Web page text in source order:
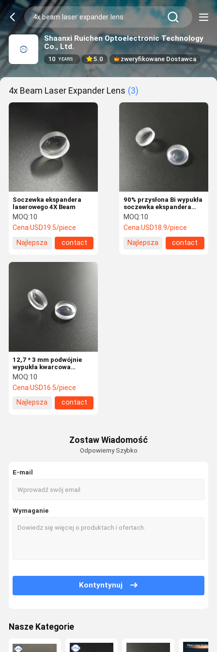
Shaanxi Ruichen Optoelectronic Technology
Co., Ltd.
10 YEARS 5.0 zweryfikowane Dostawca
4x Beam Laser Expander Lens (3)
Soczewka ekspandera
laserowego 4X Beam
MOQ:10
Cena:USD19.5/piece
Najlepsza
contact
90% przysłona Bi wypukła
soczewka ekspandera
laserowego 16 * 1,9 mm
4X
MOQ:10
Cena:USD18.9/piece
Najlepsza
contact
12,7 * 3 mm podwójnie
wypukła kwarcowa
soczewka ekspandera
laserowego 4X
MOQ:10
Cena:USD16.5/piece
Najlepsza
contact
Zostaw Wiadomość
Odpowiemy Szybko
E-mail
Wymaganie
Kontyntynuj
Nasze Kategorie